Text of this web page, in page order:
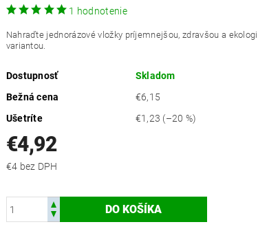
1 hodnotenie
Nahraďte jednorázové vložky príjemnejšou, zdravšou a
variantou.
Dostupnosť
Skladom
Bežná cena
€6,15
Ušetríte
€1,23 (–20 %)
€4,92
€4 bez DPH